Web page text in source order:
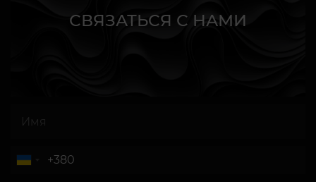
СВЯЗАТЬСЯ С НАМИ